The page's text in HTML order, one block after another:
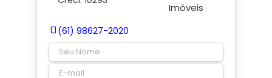
(61) 98627-2020